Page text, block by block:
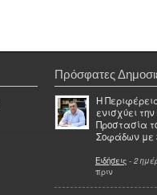
Πρόσφατες
Η
ενισχύει την
Προστασία
Σοφάδων με
Ειδήσεις - 2
πριν